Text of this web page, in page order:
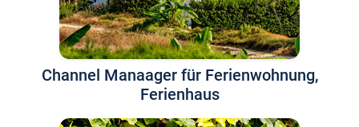
Channel Manaager für Ferienwohnung,
Ferienhaus